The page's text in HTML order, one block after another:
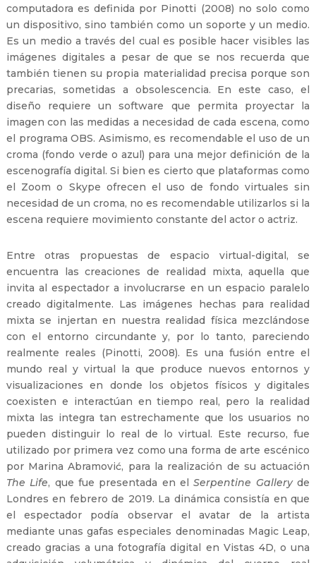
computadora es definida por Pinotti (2008) no solo como
un dispositivo, sino también como un soporte y un medio.
Es un medio a través del cual es posible hacer visibles las
imágenes digitales a pesar de que se nos recuerda que
también tienen su propia materialidad precisa porque son
precarias, sometidas a obsolescencia. En este caso, el
diseño requiere un software que permita proyectar la
imagen con las medidas a necesidad de cada escena, como
el programa OBS. Asimismo, es recomendable el uso de un
croma (fondo verde o azul) para una mejor definición de la
escenografía digital. Si bien es cierto que plataformas como
el Zoom o Skype ofrecen el uso de fondo virtuales sin
necesidad de un croma, no es recomendable utilizarlos si la
escena requiere movimiento constante del actor o actriz.
Entre otras propuestas de espacio virtual-digital, se
encuentra las creaciones de realidad mixta, aquella que
invita al espectador a involucrarse en un espacio paralelo
creado digitalmente. Las imágenes hechas para realidad
mixta se injertan en nuestra realidad física mezclándose
con el entorno circundante y, por lo tanto, pareciendo
realmente reales (Pinotti, 2008). Es una fusión entre el
mundo real y virtual la que produce nuevos entornos y
visualizaciones en donde los objetos físicos y digitales
coexisten e interactúan en tiempo real, pero la realidad
mixta las integra tan estrechamente que los usuarios no
pueden distinguir lo real de lo virtual. Este recurso, fue
utilizado por primera vez como una forma de arte escénico
por Marina Abramović, para la realización de su actuación
The Life, que fue presentada en elSerpentine Galleryde
Londres en febrero de 2019. La dinámica consistía en que
el espectador podía observar el avatar de la artista
mediante unas gafas especiales denominadas Magic Leap,
creado gracias a una fotografía digital en Vistas 4D, o una